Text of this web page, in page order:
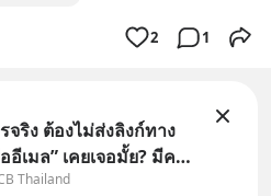
2 1
จริง ต้องไม่ส่งลิงก์ทาง
อีเมล” เคยเจอมั้ย? มีคน
รจากธนาคาร บอกว่า
Thailand